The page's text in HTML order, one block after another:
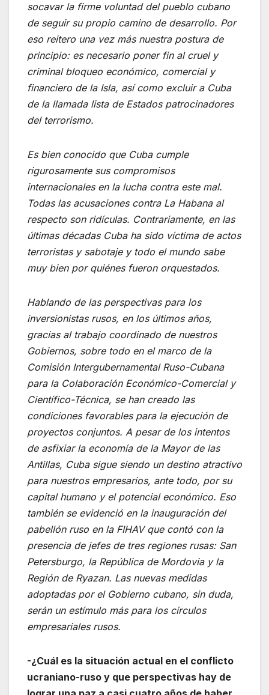
socavar la firme voluntad del pueblo cubano
de seguir su propio camino de desarrollo. Por
eso reitero una vez más nuestra postura de
principio: es necesario poner fin al cruel y
criminal bloqueo económico, comercial y
financiero de la Isla, así como excluir a Cuba
de la llamada lista de Estados patrocinadores
del terrorismo.
Es bien conocido que Cuba cumple
rigurosamente sus compromisos
internacionales en la lucha contra este mal.
Todas las acusaciones contra La Habana al
respecto son ridículas. Contrariamente, en las
últimas décadas Cuba ha sido víctima de actos
terroristas y sabotaje y todo el mundo sabe
muy bien por quiénes fueron orquestados.
Hablando de las perspectivas para los
inversionistas rusos, en los últimos años,
gracias al trabajo coordinado de nuestros
Gobiernos, sobre todo en el marco de la
Comisión Intergubernamental Ruso-Cubana
para la Colaboración Económico-Comercial y
Científico-Técnica, se han creado las
condiciones favorables para la ejecución de
proyectos conjuntos. A pesar de los intentos
de asfixiar la economía de la Mayor de las
Antillas, Cuba sigue siendo un destino atractivo
para nuestros empresarios, ante todo, por su
capital humano y el potencial económico. Eso
también se evidenció en la inauguración del
pabellón ruso en la FIHAV que contó con la
presencia de jefes de tres regiones rusas: San
Petersburgo, la República de Mordovia y la
Región de Ryazan. Las nuevas medidas
adoptadas por el Gobierno cubano, sin duda,
serán un estímulo más para los círculos
empresariales rusos.
-¿Cuál es la situación actual en el conflicto
ucraniano-ruso y que perspectivas hay de